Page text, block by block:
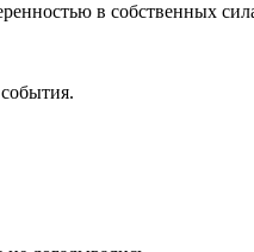
в собственных